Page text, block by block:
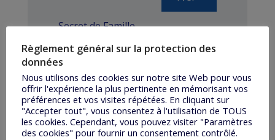
Secret de Famille
Règlement général sur la protection des
données
Nous utilisons des cookies sur notre site Web pour vous
offrir l'expérience la plus pertinente en mémorisant vos
préférences et vos visites répétées. En cliquant sur
"Accepter tout", vous consentez à l'utilisation de TOUS
les cookies. Cependant, vous pouvez visiter "Paramètres
des cookies" pour fournir un consentement contrôlé.